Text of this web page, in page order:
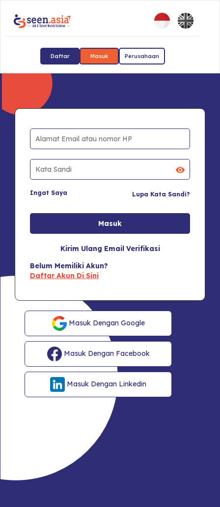
Daftar Masuk Perusahaan
Ingat Saya Lupa Kata Sandi?
Kirim Ulang Email Verifikasi
Belum Memiliki Akun?
Daftar Akun Di Sini
Masuk Dengan Google
Masuk Dengan Facebook
Masuk Dengan Linkedin